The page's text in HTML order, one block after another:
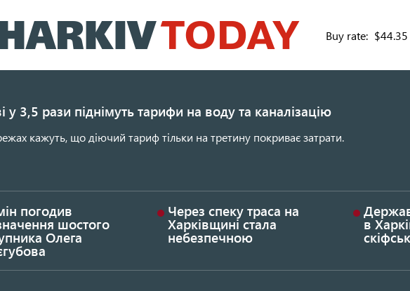
до
основного
Buy rate: $44.35
у 3,5 рази піднімуть тарифи на воду та каналізацію
кажуть, що діючий тариф тільки на третину покриває затрати.
погодив
шостого
Олега
Через спеку траса на
Харківщині стала
небезпечною
в